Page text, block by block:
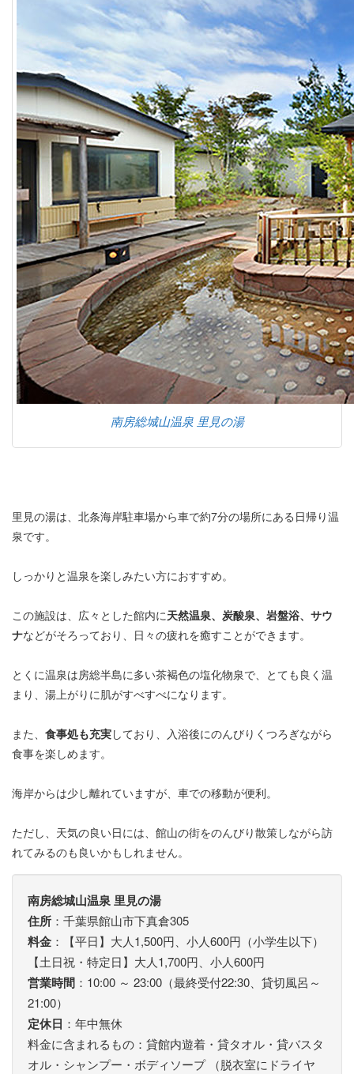
南房総城山温泉 里見の湯
里見の湯は、北条海岸駐車場から車で約7分の場所にある日帰り温
泉です。
しっかりと温泉を楽しみたい方におすすめ。
この施設は、広々とした館内に天然温泉、炭酸泉、岩盤浴、サウ
ナなどがそろっており、日々の疲れを癒すことができます。
とくに温泉は房総半島に多い茶褐色の塩化物泉で、とても良く温
まり、湯上がりに肌がすべすべになります。
また、 食事処も充実しており、入浴後にのんびりくつろぎながら
食事を楽しめます。
海岸からは少し離れていますが、車での移動が便利。
ただし、天気の良い日には、館山の街をのんびり散策しながら訪
れてみるのも良いかもしれません。
南房総城山温泉 里見の湯
住所 ：千葉県館山市下真倉305
料金 ：【平日】大人1,500円、小人600円（小学生以下）
【土日祝・特定日】大人1,700円、小人600円
営業時間 ：10:00 ～ 23:00（最終受付22:30、貸切風呂～
21:00）
定休日 ：年中無休
料金に含まれるもの：貸館内遊着・貸タオル・貸バスタ
オル・シャンプー・ボディソープ （脱衣室にドライヤ